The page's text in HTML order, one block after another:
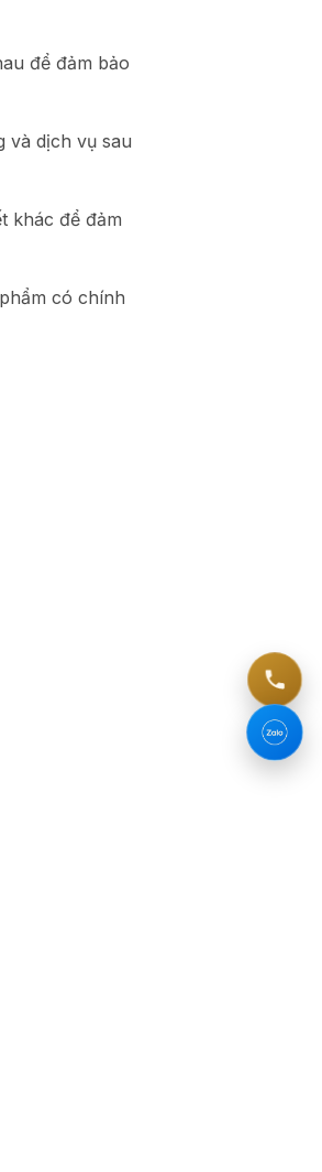
để đảm bảo
và dịch vụ sau
khác để đảm
có chính